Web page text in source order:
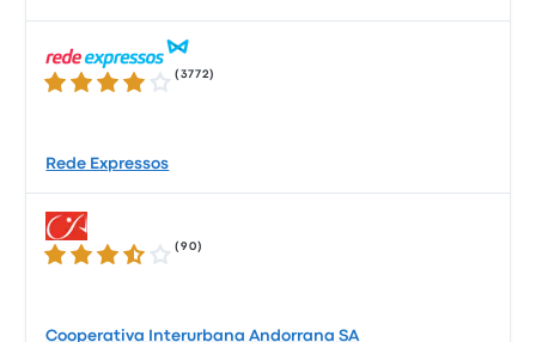
4.1 de 5 estrelas
(3772)
Rede Expressos
3.7 de 5 estrelas
(90 )
Cooperativa Interurbana Andorrana SA